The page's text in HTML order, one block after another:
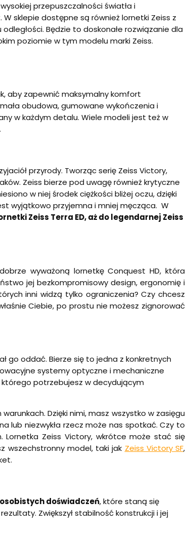
przepuszczalności światła i
sklepie dostępne są również lornetki Zeiss z
Będzie to doskonałe rozwiązanie dla
poziomie w tym modelu marki Zeiss.
aby zapewnić maksymalny komfort
obudowa, gumowane wykończenia i
w każdym detalu. Wiele modeli jest też w
przyrody. Tworząc serię Zeiss Victory,
Zeiss bierze pod uwagę również krytyczne
w niej środek ciężkości bliżej oczu, dzięki
wyjątkowo przyjemna i mniej męcząca. W
Zeiss Terra ED, aż do legendarnej Zeiss
wyważoną lornetkę Conquest HD, która
jej bezkompromisowy design, ergonomię i
inni widzą tylko ograniczenia? Czy chcesz
Ciebie, po prostu nie możesz zignorować
go oddać. Bierze się to jedna z konkretnych
systemy optyczne i mechaniczne
potrzebujesz w decydującym
Dzięki nimi, masz wszystko w zasięgu
lub niezwykła rzecz może nas spotkać. Czy to
Zeiss Victory, wkrótce może stać się
wszechstronny model, taki jak Zeiss Victory SF,
doświadczeń, które staną się
Zwiększył stabilność konstrukcji i jej